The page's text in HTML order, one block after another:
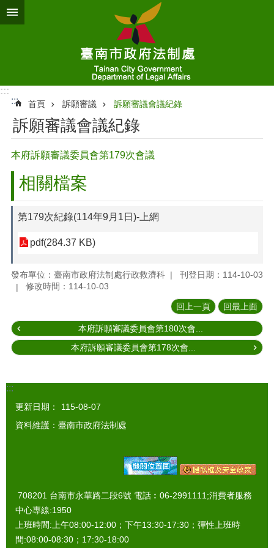
跳到主要內容區塊
:::
:::
首頁 訴願審議 訴願審議會議紀錄
訴願審議會議紀錄
本府訴願審議委員會第179次會議
相關檔案
第179次紀錄(114年9月1日)-上網
pdf(284.37 KB)
發布單位：臺南市政府法制處行政救濟科
刊登日期：114-10-03
修改時間：114-10-03
回上一頁 回最上面
本府訴願審議委員會第180次會...
本府訴願審議委員會第178次會...
:::
更新日期：
115-08-07
資料維護：臺南市政府法制處
708201 台南市永華路二段6號 電話︰06-2991111;消費者服務
中心專線:1950
上班時間:上午08:00-12:00；下午13:30-17:30；彈性上班時
間:08:00-08:30；17:30-18:00